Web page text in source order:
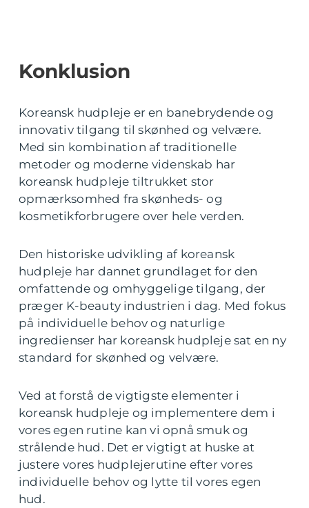
Konklusion
Koreansk hudpleje er en banebrydende og
innovativ tilgang til skønhed og velvære.
Med sin kombination af traditionelle
metoder og moderne videnskab har
koreansk hudpleje tiltrukket stor
opmærksomhed fra skønheds- og
kosmetikforbrugere over hele verden.
Den historiske udvikling af koreansk
hudpleje har dannet grundlaget for den
omfattende og omhyggelige tilgang, der
præger K-beauty industrien i dag. Med fokus
på individuelle behov og naturlige
ingredienser har koreansk hudpleje sat en ny
standard for skønhed og velvære.
Ved at forstå de vigtigste elementer i
koreansk hudpleje og implementere dem i
vores egen rutine kan vi opnå smuk og
strålende hud. Det er vigtigt at huske at
justere vores hudplejerutine efter vores
individuelle behov og lytte til vores egen
hud.